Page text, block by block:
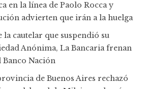
en la línea de Paolo Rocca y
advierten que irán a la huelga
cautelar que suspendió su
Anónima, La Bancaria frenan
Nación
de Buenos Aires rechazó